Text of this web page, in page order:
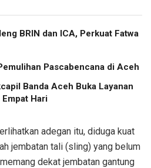
BRIN dan ICA, Perkuat Fatwa
Pascabencana di Aceh
Banda Aceh Buka Layanan
Empat Hari
adegan itu, diduga kuat
jembatan tali (sling) yang belum
dekat jembatan gantung